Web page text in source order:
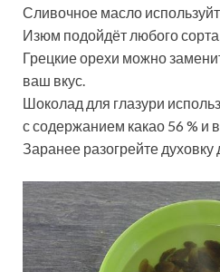
Сливочное масло
Изюм подойдёт любого сорта,
Грецкие орехи можно
ваш вкус.
Шоколад для глазури
с содержанием какао 56 % и
Заранее разогрейте духовку